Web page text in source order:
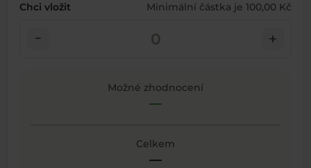
Chci vložit Minimální částka je 100,00 Kč
check_indeterminate_small add
Možné zhodnocení
—
Celkem
—